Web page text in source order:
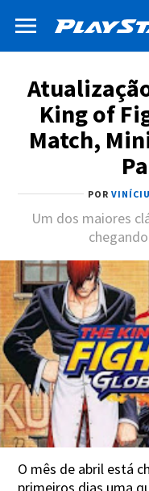
King of
Match,
POR
Um dos maiores
O mês de abril está